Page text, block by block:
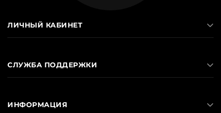
ЛИЧНЫЙ КАБИНЕТ
СЛУЖБА ПОДДЕРЖКИ
ИНФОРМАЦИЯ